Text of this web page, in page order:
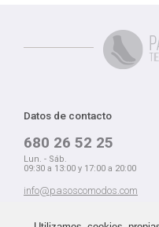
Datos de contacto
680 26 52 25
Lun. - Sáb.
09:30 a 13:00 y 17:00 a 20:00
info@pasoscomodos.com